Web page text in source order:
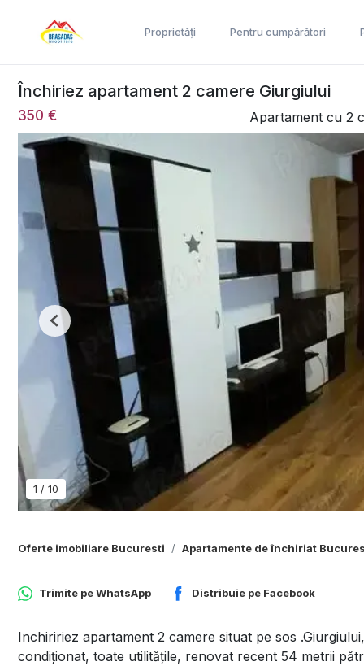
Proprietăți Pentru cumpărători
Închiriez apartament 2 camere Giurgiului
350 € Apartament cu 2
1 / 10
Previous
Oferte imobiliare Bucuresti Apartamente de închiriat
Trimite peWhatsApp Distribuie pe Facebook
Inchiririez apartament 2 camere situat pe sos
condiționat, toate utilitățile, renovat recent 54 metrii